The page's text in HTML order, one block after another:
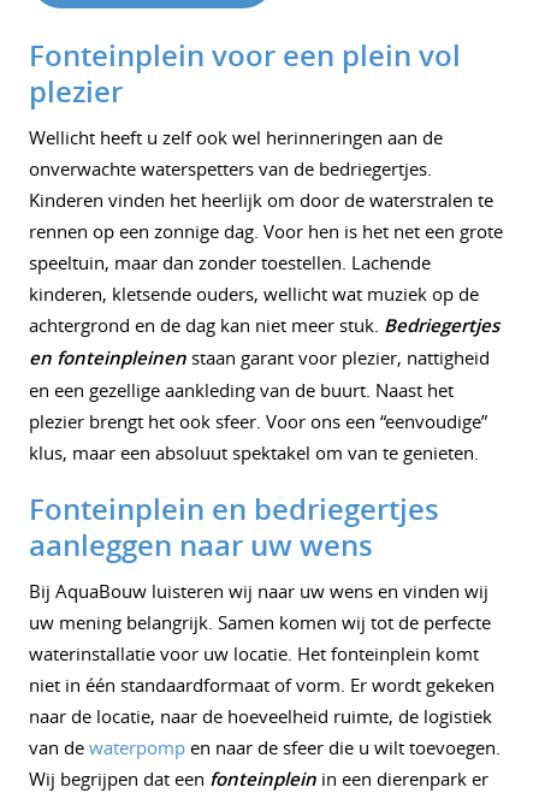
Fonteinplein voor een plein vol
plezier
Wellicht heeft u zelf ook wel herinneringen aan de
onverwachte waterspetters van de bedriegertjes.
Kinderen vinden het heerlijk om door de waterstralen te
rennen op een zonnige dag. Voor hen is het net een grote
speeltuin, maar dan zonder toestellen. Lachende
kinderen, kletsende ouders, wellicht wat muziek op de
achtergrond en de dag kan niet meer stuk. Bedriegertjes
en fonteinpleinen staan garant voor plezier, nattigheid
en een gezellige aankleding van de buurt. Naast het
plezier brengt het ook sfeer. Voor ons een “eenvoudige”
klus, maar een absoluut spektakel om van te genieten.
Fonteinplein en bedriegertjes
aanleggen naar uw wens
Bij AquaBouw luisteren wij naar uw wens en vinden wij
uw mening belangrijk. Samen komen wij tot de perfecte
waterinstallatie voor uw locatie. Het fonteinplein komt
niet in één standaardformaat of vorm. Er wordt gekeken
naar de locatie, naar de hoeveelheid ruimte, de logistiek
van de waterpomp en naar de sfeer die u wilt toevoegen.
Wij begrijpen dat een fonteinplein in een dierenpark er